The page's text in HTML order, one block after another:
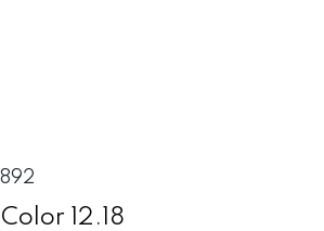
12.18